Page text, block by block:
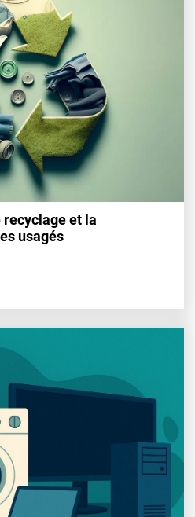
recyclage et la
usagés